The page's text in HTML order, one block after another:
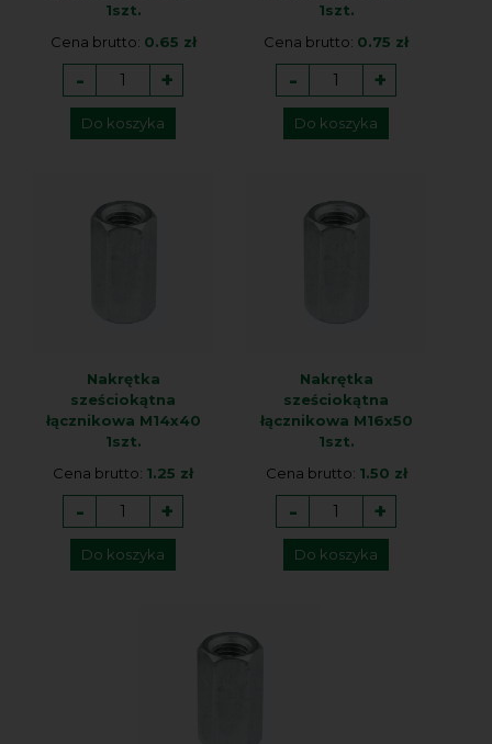
1szt.
Cena brutto: 0.65 zł
- +
Do koszyka
1szt.
Cena brutto: 0.75 zł
- +
Do koszyka
Nakrętka
sześciokątna
łącznikowa M14x40
1szt.
Cena brutto: 1.25 zł
- +
Do koszyka
Nakrętka
sześciokątna
łącznikowa M16x50
1szt.
Cena brutto: 1.50 zł
- +
Do koszyka